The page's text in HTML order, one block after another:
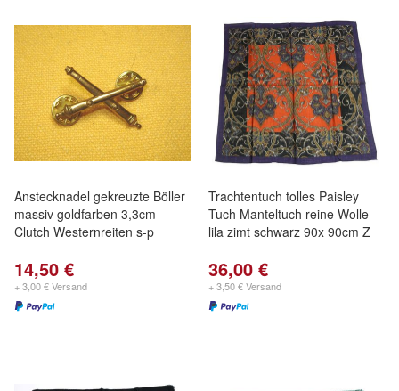
Anstecknadel gekreuzte Böller
massiv goldfarben 3,3cm
Clutch Westernreiten s-p
14,50 €
+ 3,00 € Versand
Trachtentuch tolles Paisley
Tuch Manteltuch reine Wolle
lila zimt schwarz 90x 90cm Z
36,00 €
+ 3,50 € Versand